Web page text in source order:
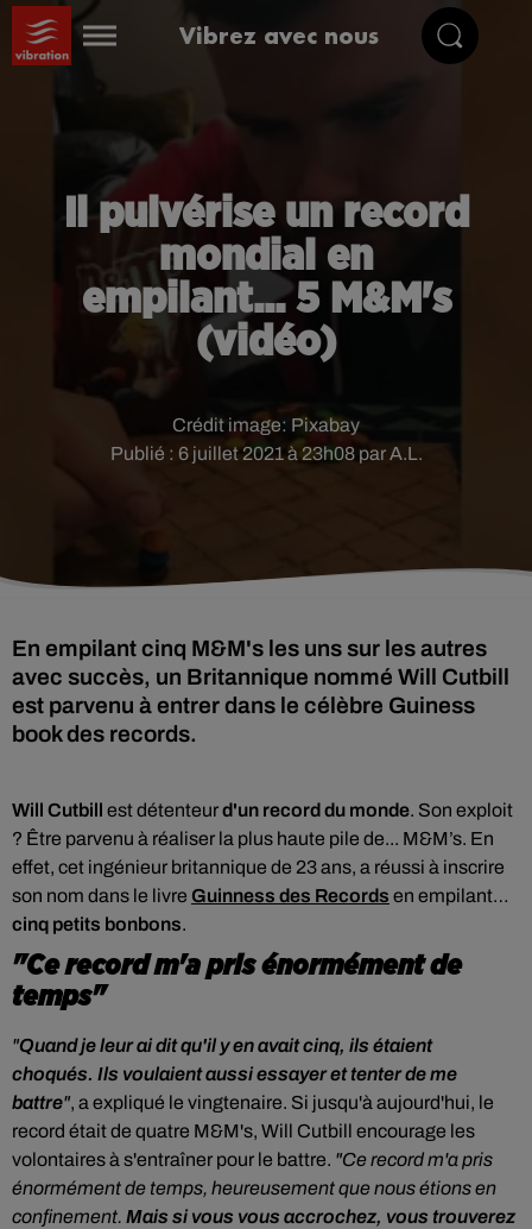
Vibrez avec nous
Il pulvérise un record
mondial en
empilant... 5 M&M's
(vidéo)
Publié : 6 juillet 2021 à 23h08 par A.L.
Crédit image: Pixabay
En empilant cinq M&M's les uns sur les autres
avec succès, un Britannique nommé Will Cutbill
est parvenu à entrer dans le célèbre Guiness
book des records.
Will Cutbill est détenteurd'un record du monde. Son exploit
? Être parvenu à réaliser la plus haute pile de... M&M’s. En
effet, cet ingénieur britannique de 23 ans, a réussi à inscrire
son nom dans le livre Guinness des Records en empilant…
cinq petits bonbons.
"Ce record m'a pris énormément de
temps"
"Quand je leur ai dit qu'il y en avait cinq, ils étaient
choqués. Ils voulaient aussi essayer et tenter de me
battre", a expliqué le vingtenaire. Si jusqu'à aujourd'hui, le
record était de quatre M&M's, Will Cutbill encourage les
volontaires à s'entraîner pour le battre. "Ce record m'a pris
énormément de temps, heureusement que nous étions en
confinement. Mais si vous vous accrochez, vous trouverez